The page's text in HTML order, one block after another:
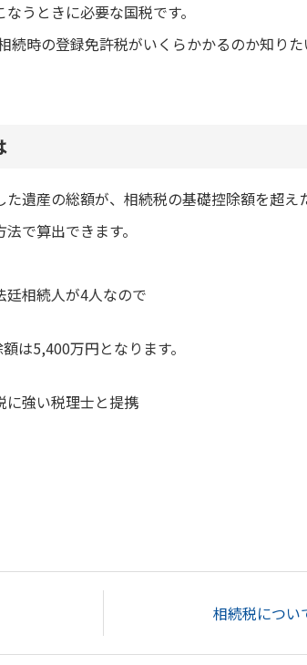
うときに必要な国税です。
時の登録免許税がいくらかかるのか知り
遺産の総額が、相続税の基礎控除額を超え
で算出できます。
相続人が4人なので
は5,400万円となります。
に強い税理士と提携
相続税につ